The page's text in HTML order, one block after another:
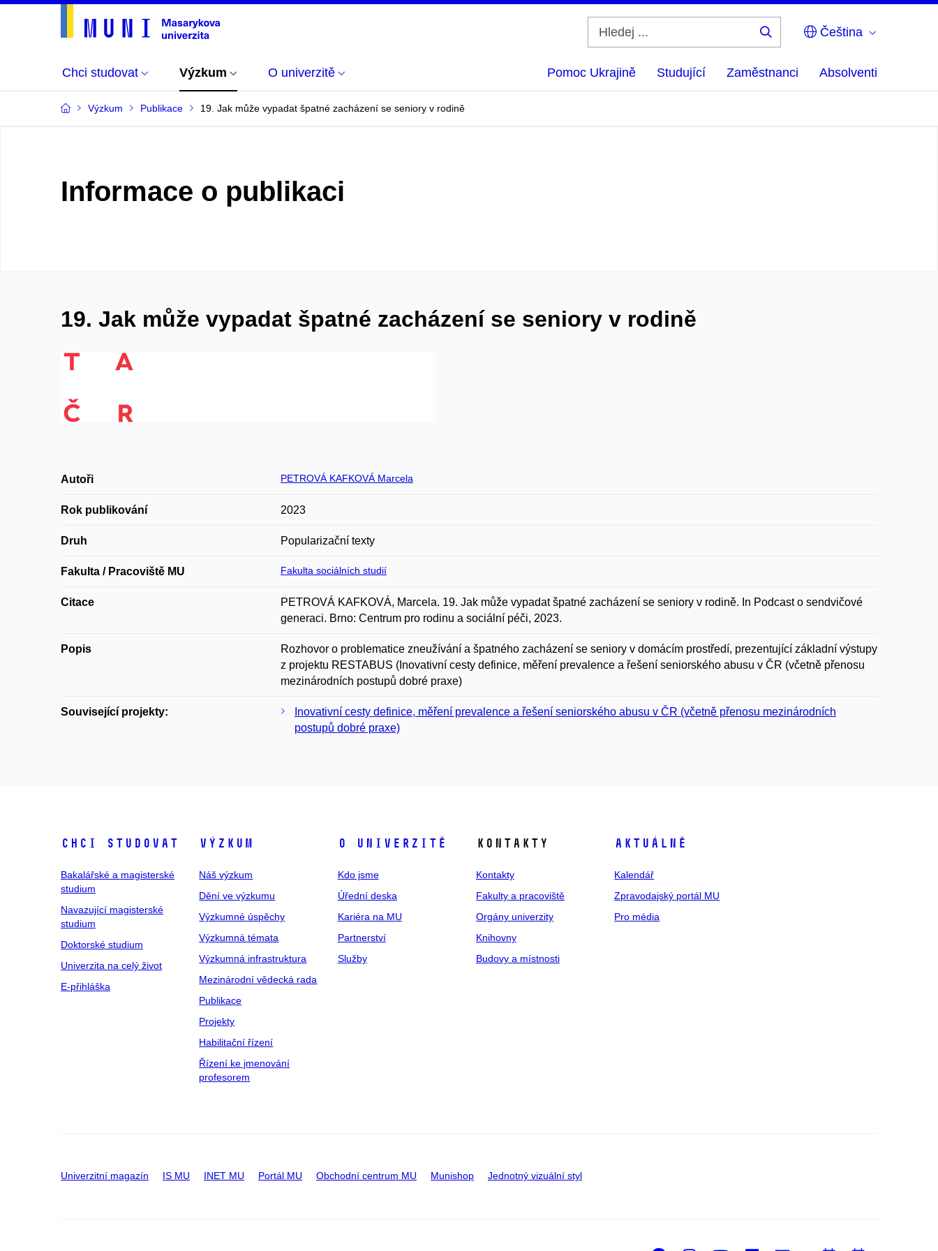
Čeština
Chci studovat Výzkum O univerzitě Pomoc Ukrajině Studující Zaměstnanci Absolventi
Výzkum Publikace 19. Jak může vypadat špatné zacházení se seniory v rodině
Informace o publikaci
19. Jak může vypadat špatné zacházení se seniory v rodině
Autoři PETROVÁ KAFKOVÁ Marcela
Rok publikování 2023
Druh Popularizační texty
Fakulta / Pracoviště MU Fakulta sociálních studií
Citace
PETROVÁ KAFKOVÁ, Marcela. 19. Jak může vypadat špatné zacházení se seniory v rodině. In Podcast o sendvičové
generaci. Brno: Centrum pro rodinu a sociální péči, 2023.
Popis
Rozhovor o problematice zneužívání a špatného zacházení se seniory v domácím prostředí, prezentující základní výstupy
z projektu RESTABUS (Inovativní cesty definice, měření prevalence a řešení seniorského abusu v ČR (včetně přenosu
mezinárodních postupů dobré praxe)
Související projekty:
Inovativní cesty definice, měření prevalence a řešení seniorského abusu v ČR (včetně přenosu mezinárodních
postupů dobré praxe)
Chci studovat
Bakalářské a magisterské
studium
Navazující magisterské
studium
Doktorské studium
Univerzita na celý život
E-přihláška
Výzkum
Náš výzkum
Dění ve výzkumu
Výzkumné úspěchy
Výzkumná témata
Výzkumná infrastruktura
Mezinárodní vědecká rada
Publikace
Projekty
Habilitační řízení
Řízení ke jmenování
profesorem
O univerzitě
Kdo jsme
Úřední deska
Kariéra na MU
Partnerství
Služby
Kontakty
Kontakty
Fakulty a pracoviště
Orgány univerzity
Knihovny
Budovy a místnosti
Aktuálně
Kalendář
Zpravodajský portál MU
Pro média
Univerzitní magazín IS MU INET MU Portál MU Obchodní centrum MU Munishop Jednotný vizuální styl